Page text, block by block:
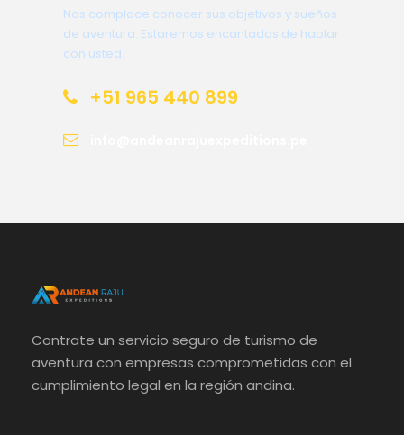
Nos complace conocer sus objetivos y sueños
de aventura. Estaremos encantados de hablar
con usted.
+51 965 440 899
Contrate un servicio seguro de turismo de
aventura con empresas comprometidas con el
cumplimiento legal en la región andina.